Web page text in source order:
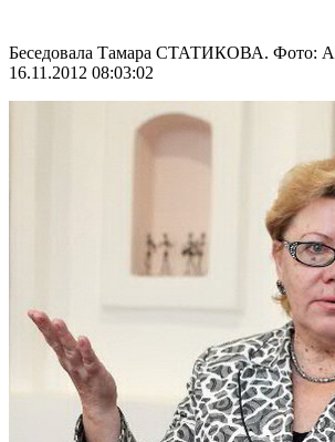
Беседовала Тамара СТАТИКОВА. Фото:
16.11.2012 08:03:02